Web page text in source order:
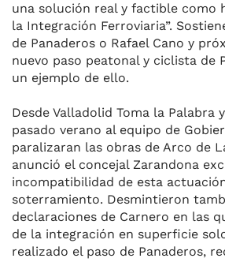
una solución real y factible como
la Integración Ferroviaria”.
de Panaderos o Rafael Cano y
nuevo paso peatonal y ciclista de
un ejemplo de ello.
Desde Valladolid Toma la Palabra
pasado verano al equipo de
paralizaran las obras de Arco de
anunció el concejal Zarandona
incompatibilidad de esta
soterramiento. Desmintieron
declaraciones de Carnero en las
de la integración en superficie
realizado el paso de Panaderos,